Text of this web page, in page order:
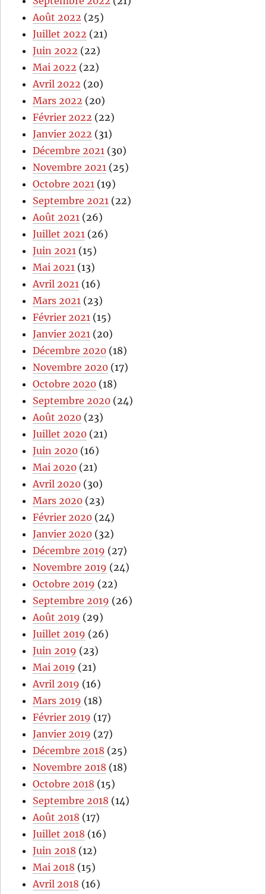
Août 2022 (25)
Juillet 2022 (21)
Juin 2022 (22)
Mai 2022 (22)
Avril 2022 (20)
Mars 2022 (20)
Février 2022 (22)
Janvier 2022 (31)
Décembre 2021 (30)
Novembre 2021 (25)
Octobre 2021 (19)
Septembre 2021 (22)
Août 2021 (26)
Juillet 2021 (26)
Juin 2021 (15)
Mai 2021 (13)
Avril 2021 (16)
Mars 2021 (23)
Février 2021 (15)
Janvier 2021 (20)
Décembre 2020 (18)
Novembre 2020 (17)
Octobre 2020 (18)
Septembre 2020 (24)
Août 2020 (23)
Juillet 2020 (21)
Juin 2020 (16)
Mai 2020 (21)
Avril 2020 (30)
Mars 2020 (23)
Février 2020 (24)
Janvier 2020 (32)
Décembre 2019 (27)
Novembre 2019 (24)
Octobre 2019 (22)
Septembre 2019 (26)
Août 2019 (29)
Juillet 2019 (26)
Juin 2019 (23)
Mai 2019 (21)
Avril 2019 (16)
Mars 2019 (18)
Février 2019 (17)
Janvier 2019 (27)
Décembre 2018 (25)
Novembre 2018 (18)
Octobre 2018 (15)
Septembre 2018 (14)
Août 2018 (17)
Juillet 2018 (16)
Juin 2018 (12)
Mai 2018 (15)
Avril 2018 (16)